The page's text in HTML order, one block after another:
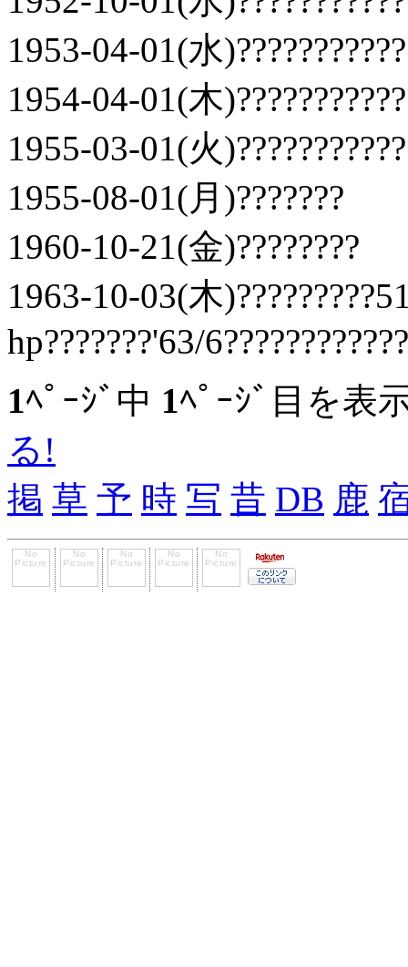
1953-04-01(水
1954-04-01(木
1955-03-01(火
1955-08-01(月)???????
1960-10-21(金)????????
1963-10-03(木
hp???????'63/
1ﾍﾟｰｼﾞ中 1ﾍﾟｰｼﾞ目を表
る!
掲 草 予 時 写 昔 DB 鹿